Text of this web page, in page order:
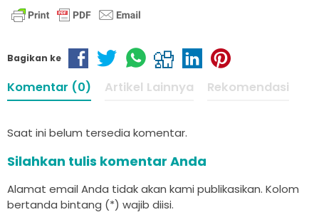
Bagikan ke
Komentar (0) Artikel Lainnya Rekomendasi
Saat ini belum tersedia komentar.
Silahkan tulis komentar Anda
Alamat email Anda tidak akan kami publikasikan. Kolom
bertanda bintang (*) wajib diisi.